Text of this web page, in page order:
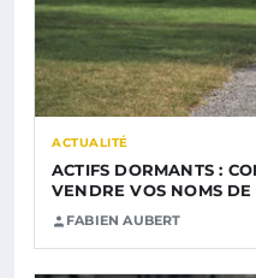
ACTUALITÉ
ACTIFS DORMANTS :
VENDRE VOS NOMS
FABIEN AUBERT